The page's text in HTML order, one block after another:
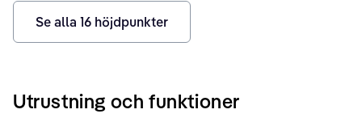
Se alla 16 höjdpunkter
Utrustning och funktioner